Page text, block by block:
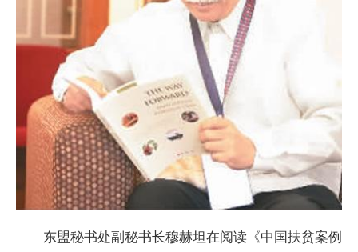
东盟秘书处副秘书长穆赫坦在阅读《中国扶贫案例